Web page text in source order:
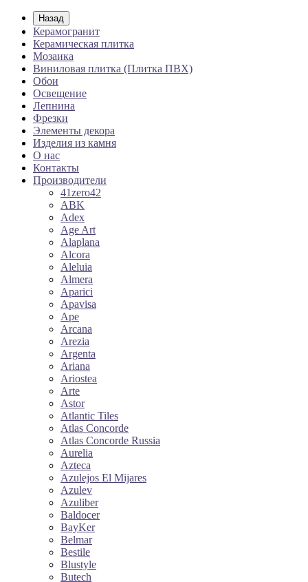
Назад
Керамогранит
Керамическая плитка
Мозаика
Виниловая плитка (Плитка ПВХ)
Обои
Освещение
Лепнина
Фрезки
Элементы декора
Изделия из камня
О нас
Контакты
Производители
41zero42
ABK
Adex
Age Art
Alaplana
Alcora
Aleluia
Almera
Aparici
Apavisa
Ape
Arcana
Arezia
Argenta
Ariana
Ariostea
Arte
Astor
Atlantic Tiles
Atlas Concorde
Atlas Concorde Russia
Aurelia
Azteca
Azulejos El Mijares
Azulev
Azuliber
Baldocer
BayKer
Belmar
Bestile
Blustyle
Butech